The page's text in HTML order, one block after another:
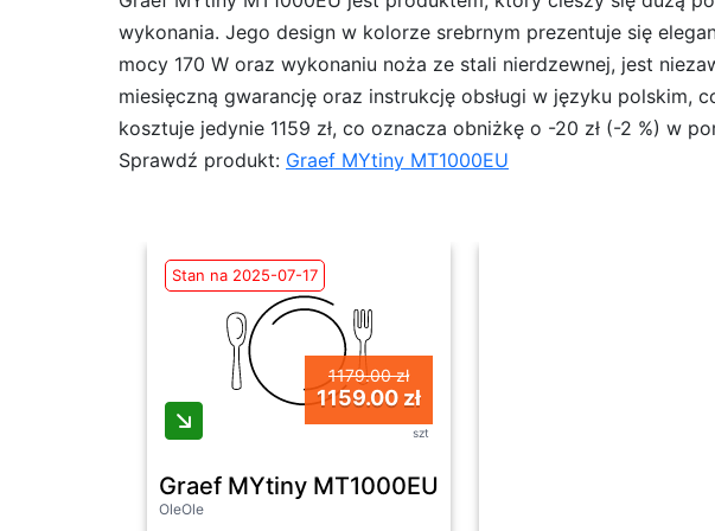
wykonania. Jego design w kolorze srebrnym prezentuje się
mocy 170 W oraz wykonaniu noża ze stali nierdzewnej, jest
miesięczną gwarancję oraz instrukcję obsługi w języku polskim,
kosztuje jedynie 1159 zł, co oznacza obniżkę o -20 zł (-2 %) w
Sprawdź produkt: Graef MYtiny MT1000EU
Stan na 2025-07-17
1179.00 zł
1159.00 zł
szt
Graef MYtiny MT1000EU
OleOle